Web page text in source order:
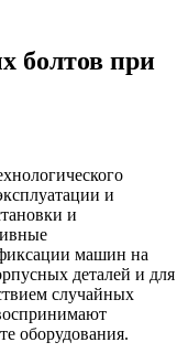
болтов при
и
и
машин на
деталей и для
случайных
оборудования.